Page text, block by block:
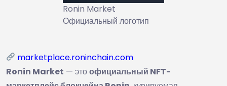
Ronin Market
Официальный логотип
marketplace.roninchain.com
Ronin Market — этоофициальный NFT-